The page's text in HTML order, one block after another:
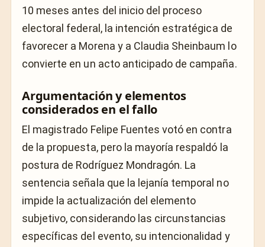
10 meses antes del inicio del proceso
electoral federal, la intención estratégica de
favorecer a Morena y a Claudia Sheinbaum lo
convierte en un acto anticipado de campaña.
Argumentación y elementos
considerados en el fallo
El magistrado Felipe Fuentes votó en contra
de la propuesta, pero la mayoría respaldó la
postura de Rodríguez Mondragón. La
sentencia señala que la lejanía temporal no
impide la actualización del elemento
subjetivo, considerando las circunstancias
específicas del evento, su intencionalidad y